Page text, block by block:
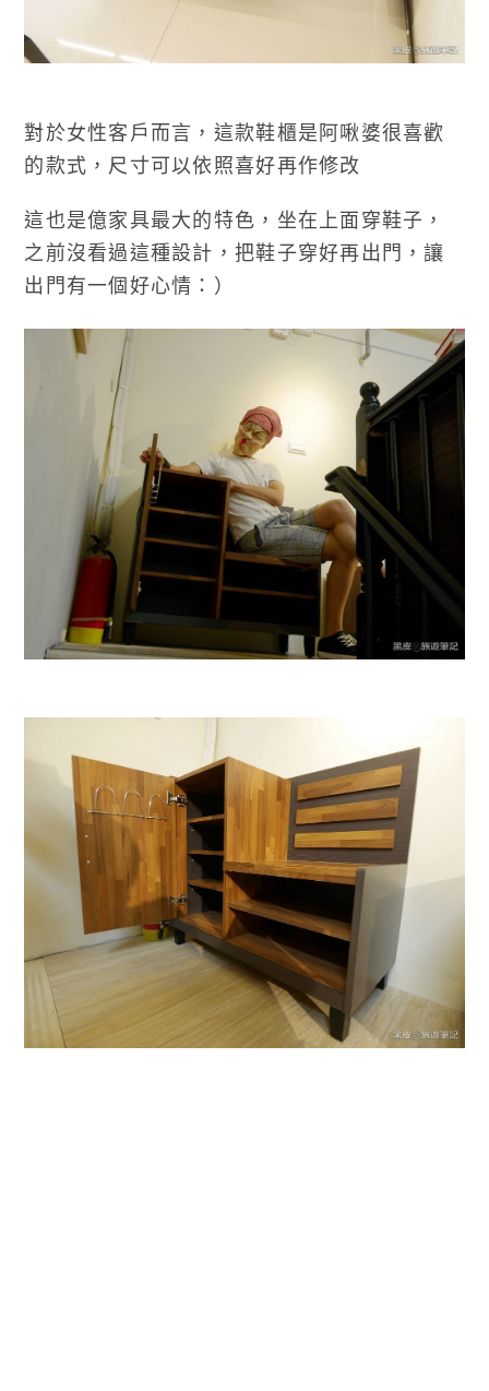
對於女性客戶而言，這款鞋櫃是阿啾婆很喜歡
的款式，尺寸可以依照喜好再作修改
這也是億家具最大的特色，坐在上面穿鞋子，
之前沒看過這種設計，把鞋子穿好再出門，讓
出門有一個好心情：）